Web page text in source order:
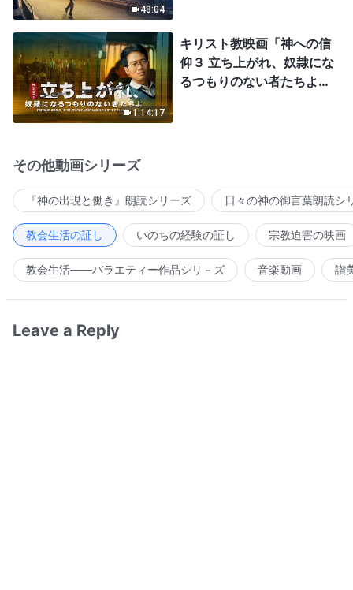
48:04
1:14:17
キリスト教映画「神への信
仰３ 立ち上がれ、奴隷にな
るつもりのない者たちよ」
その他動画シリーズ
『神の出現と働き』朗読シリーズ 日々の神の御言葉朗読シ
教会生活の証し いのちの経験の証し 宗教迫害の映画
教会生活――バラエティー作品シリ－ズ 音楽動画 讃
Leave a Reply